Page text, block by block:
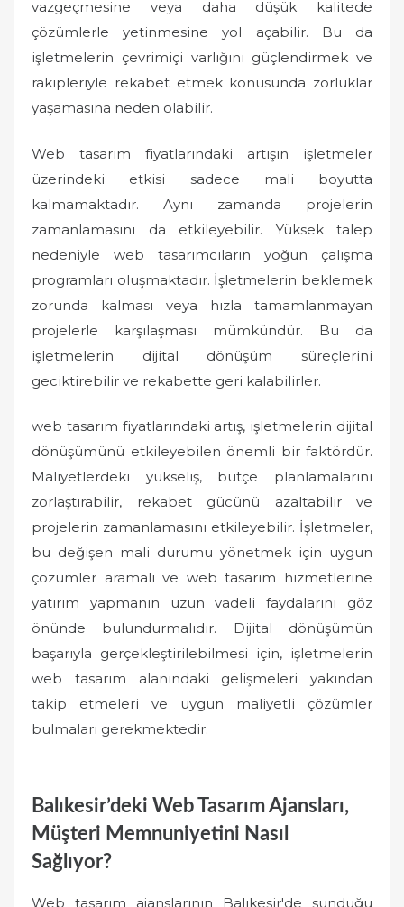
vazgeçmesine veya daha düşük kalitede
çözümlerle yetinmesine yol açabilir. Bu da
işletmelerin çevrimiçi varlığını güçlendirmek ve
rakipleriyle rekabet etmek konusunda zorluklar
yaşamasına neden olabilir.
Web tasarım fiyatlarındaki artışın işletmeler
üzerindeki etkisi sadece mali boyutta
kalmamaktadır. Aynı zamanda projelerin
zamanlamasını da etkileyebilir. Yüksek talep
nedeniyle web tasarımcıların yoğun çalışma
programları oluşmaktadır. İşletmelerin beklemek
zorunda kalması veya hızla tamamlanmayan
projelerle karşılaşması mümkündür. Bu da
işletmelerin dijital dönüşüm süreçlerini
geciktirebilir ve rekabette geri kalabilirler.
web tasarım fiyatlarındaki artış, işletmelerin dijital
dönüşümünü etkileyebilen önemli bir faktördür.
Maliyetlerdeki yükseliş, bütçe planlamalarını
zorlaştırabilir, rekabet gücünü azaltabilir ve
projelerin zamanlamasını etkileyebilir. İşletmeler,
bu değişen mali durumu yönetmek için uygun
çözümler aramalı ve web tasarım hizmetlerine
yatırım yapmanın uzun vadeli faydalarını göz
önünde bulundurmalıdır. Dijital dönüşümün
başarıyla gerçekleştirilebilmesi için, işletmelerin
web tasarım alanındaki gelişmeleri yakından
takip etmeleri ve uygun maliyetli çözümler
bulmaları gerekmektedir.
Balıkesir’deki Web Tasarım Ajansları,
Müşteri Memnuniyetini Nasıl
Sağlıyor?
Web tasarım ajanslarının Balıkesir'de sunduğu